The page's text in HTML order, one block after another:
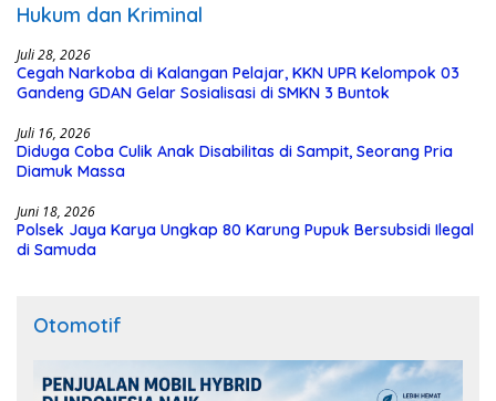
Hukum dan Kriminal
Juli 28, 2026
Cegah Narkoba di Kalangan Pelajar, KKN UPR Kelompok 03
Gandeng GDAN Gelar Sosialisasi di SMKN 3 Buntok
Juli 16, 2026
Diduga Coba Culik Anak Disabilitas di Sampit, Seorang Pria
Diamuk Massa
Juni 18, 2026
Polsek Jaya Karya Ungkap 80 Karung Pupuk Bersubsidi Ilegal
di Samuda
Otomotif